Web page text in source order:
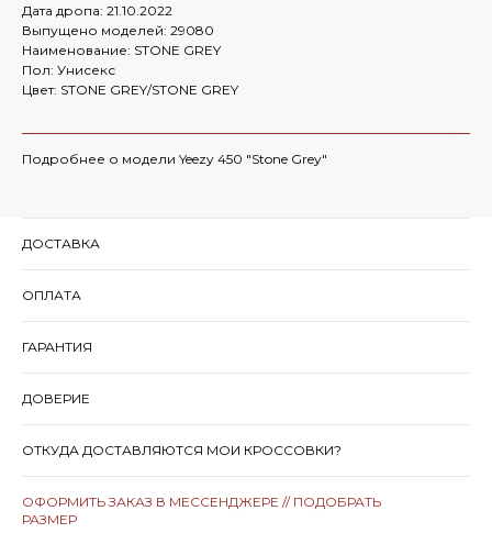
Дата дропа: 21.10.2022
Выпущено моделей: 29080
Наименование: STONE GREY
Пол: Унисекс
Цвет: STONE GREY/STONE GREY
Подробнее о модели Yeezy 450 "Stone Grey"
ДОСТАВКА
ОПЛАТА
ГАРАНТИЯ
ДОВЕРИЕ
ОТКУДА ДОСТАВЛЯЮТСЯ МОИ КРОССОВКИ?
ОФОРМИТЬ ЗАКАЗ В МЕССЕНДЖЕРЕ // ПОДОБРАТЬ
РАЗМЕР